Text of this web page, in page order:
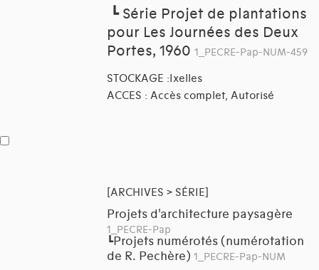
┗ Série Projet de plantations
pour Les Journées des Deux
Portes, 1960 1_PECRE-Pap-NUM-459
STOCKAGE :Ixelles
ACCES : Accès complet, Autorisé
[ARCHIVES > SÉRIE]
Projets d'architecture paysagère
1_PECRE-Pap
┗Projets numérotés (numérotation
de R. Pechère) 1_PECRE-Pap-NUM